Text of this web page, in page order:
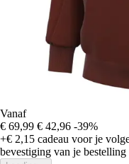
Vanaf
€ 69,99 € 42,96 -39%
+€ 2,15 cadeau voor je
bevestiging van je bestelling